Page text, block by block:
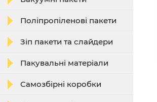
Поліпропіленові пакети
Зіп пакети та слайдери
Пакувальні матеріали
Самозбірні коробки